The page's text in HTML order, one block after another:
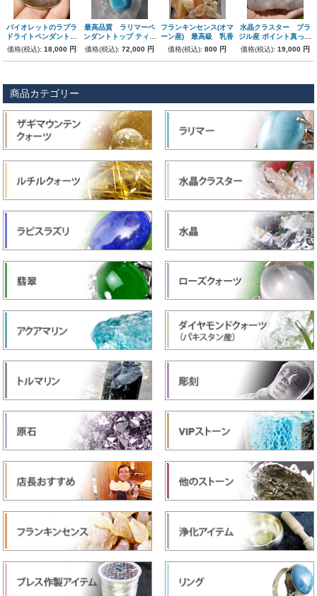
バイオレットのラブラ
ドライトペンダントト
ップ
価格(税込):18,000 円
最高品質 ラリマーペ
ンダントトップ ティア
ドロップ
価格(税込):72,000 円
フランキンセンス(オマ
ーン産) 最高級 乳香
価格(税込):800 円
水晶クラスター ブラ
ジル産 ポイント真っ直
ぐ 高透明感
価格(税込): 19,000 円
商品カテゴリー